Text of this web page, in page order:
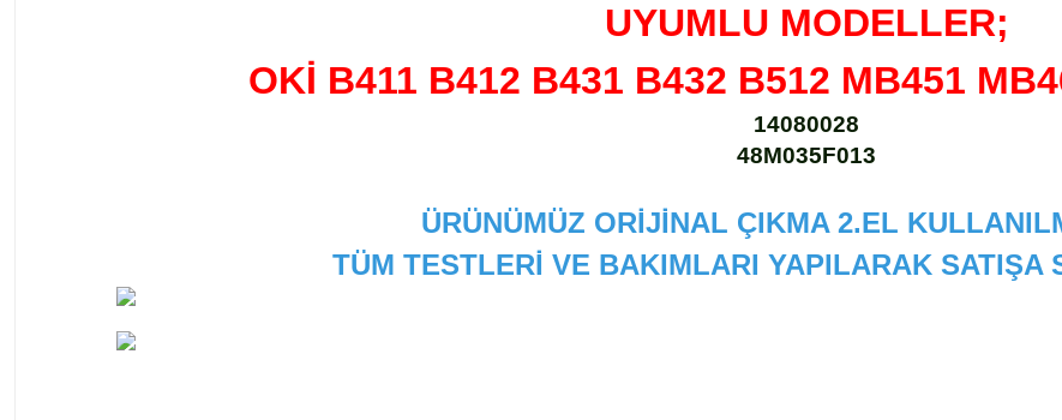
UYUMLU MODELLER;
OKİ B411 B412 B431 B432 B512 MB451
14080028
48M035F013
ÜRÜNÜMÜZ ORİJİNAL ÇIKMA 2.EL
TÜM TESTLERİ VE BAKIMLARI YAPILARAK SATIŞA